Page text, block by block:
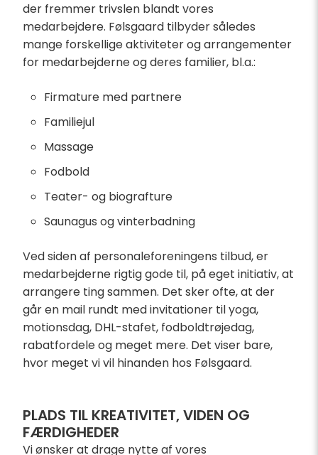
der fremmer trivslen blandt vores
medarbejdere. Følsgaard tilbyder således
mange forskellige aktiviteter og arrangementer
for medarbejderne og deres familier, bl.a.:
Firmature med partnere
Familiejul
Massage
Fodbold
Teater- og biografture
Saunagus og vinterbadning
Ved siden af personaleforeningens tilbud, er
medarbejderne rigtig gode til, på eget initiativ, at
arrangere ting sammen. Det sker ofte, at der
går en mail rundt med invitationer til yoga,
motionsdag, DHL-stafet, fodboldtrøjedag,
rabatfordele og meget mere. Det viser bare,
hvor meget vi vil hinanden hos Følsgaard.
PLADS TIL KREATIVITET, VIDEN OG
FÆRDIGHEDER
Vi ønsker at drage nytte af vores